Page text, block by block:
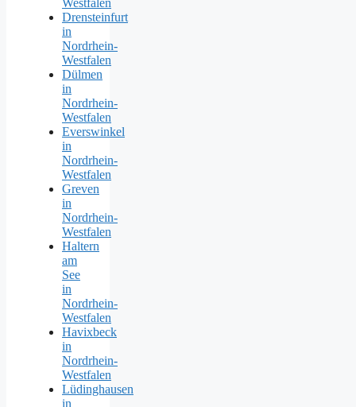
Westfalen
Drensteinfurt
in
Nordrhein-
Westfalen
Dülmen
in
Nordrhein-
Westfalen
Everswinkel
in
Nordrhein-
Westfalen
Greven
in
Nordrhein-
Westfalen
Haltern
am
See
in
Nordrhein-
Westfalen
Havixbeck
in
Nordrhein-
Westfalen
Lüdinghausen
in